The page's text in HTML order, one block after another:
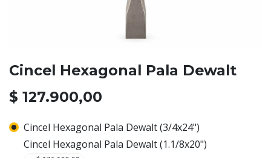
Cincel Hexagonal Pala Dewalt
$ 127.900,00
Cincel Hexagonal Pala Dewalt (3/4x24")
Cincel Hexagonal Pala Dewalt (1.1/8x20")